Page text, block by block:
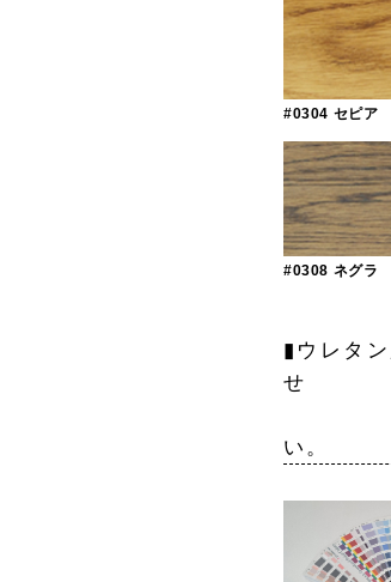
#0304 セピア
#0308 ネグラ
▮ウレタ
※ご希
い。